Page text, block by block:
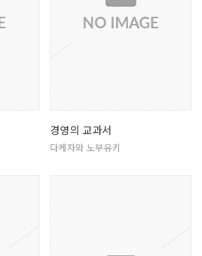
경영의 교과서
다케자와 노부유키